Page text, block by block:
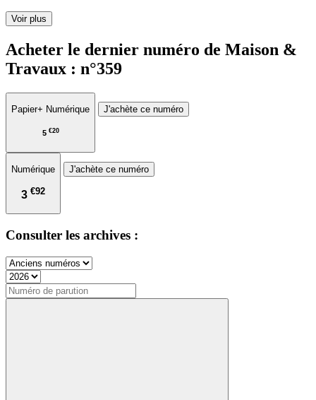
Voir plus
Acheter le dernier numéro de Maison &
Travaux : n°359
Papier+ Numérique
5 €20
J'achète ce numéro
Numérique
3 €92
J'achète ce numéro
Consulter les archives :